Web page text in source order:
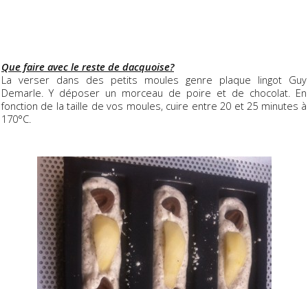
Que faire avec le reste de dacquoise?
La verser dans des petits moules genre plaque lingot Guy
Demarle. Y déposer un morceau de poire et de chocolat. En
fonction de la taille de vos moules, cuire entre 20 et 25 minutes à
170°C.